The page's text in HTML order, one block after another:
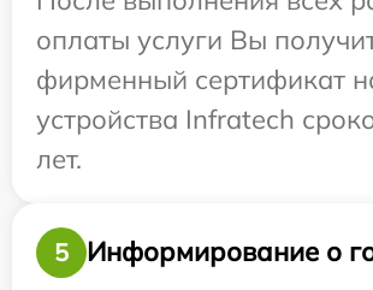
оплаты услуги Вы
фирменный сертификат
устройства Infratech
лет.
5
Информирование о